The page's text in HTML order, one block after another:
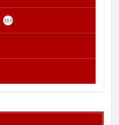
189